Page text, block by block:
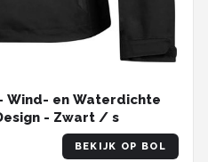
Wind- en Waterdichte
- Zwart / s
BEKIJK OP BOL